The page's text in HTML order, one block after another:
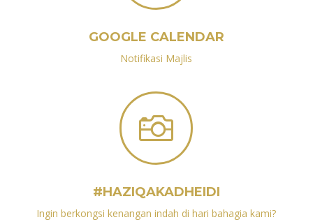
GOOGLE CALENDAR
Notifikasi Majlis

#HAZIQAKADHEIDI
Ingin berkongsi kenangan indah di hari bahagia kami?